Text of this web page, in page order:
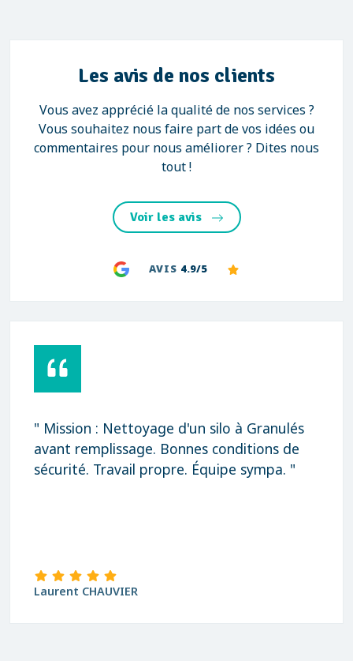
Les avis de nos clients
Vous avez apprécié la qualité de nos services ?
Vous souhaitez nous faire part de vos idées ou
commentaires pour nous améliorer ? Dites nous
tout !
Voir les avis
AVIS 4.9/5
" Mission : Nettoyage d'un silo à Granulés
avant remplissage. Bonnes conditions de
sécurité. Travail propre. Équipe sympa. "
Laurent CHAUVIER